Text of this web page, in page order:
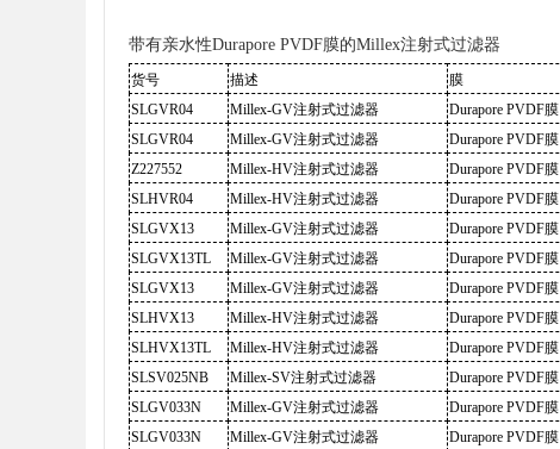
带有亲水性Durapore PVDF膜的Millex注射式过滤器
货号 描述 膜
SLGVR04
Millex-GV注射式过滤器 Durapore PVDF膜
SLGVR04
Millex-GV注射式过滤器 Durapore PVDF膜
Z227552
Millex-HV注射式过滤器 Durapore PVDF膜
SLHVR04
Millex-HV注射式过滤器 Durapore PVDF膜
SLGVX13
Millex-GV注射式过滤器 Durapore PVDF膜
SLGVX13TL
Millex-GV注射式过滤器 Durapore PVDF膜
SLGVX13
Millex-GV注射式过滤器 Durapore PVDF膜
SLHVX13
Millex-HV注射式过滤器 Durapore PVDF膜
SLHVX13TL
Millex-HV注射式过滤器 Durapore PVDF膜
SLSV025NB
Millex-SV注射式过滤器 Durapore PVDF膜
SLGV033N
Millex-GV注射式过滤器 Durapore PVDF膜
SLGV033N
Millex-GV注射式过滤器 Durapore PVDF膜